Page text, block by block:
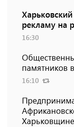
Харьковский
рекламу на
16:30
памятников
16:10
Харьковщине